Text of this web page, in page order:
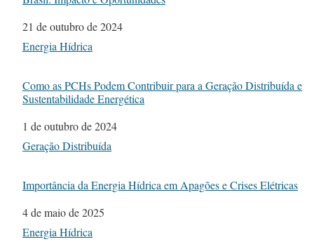
Data
21 de outubro de 2024
Em relação a
Energia Hídrica
Como as PCHs Podem Contribuir para a Geração Distribuída e
Sustentabilidade Energética
Data
1 de outubro de 2024
Em relação a
Geração Distribuída
Importância da Energia Hídrica em Apagões e Crises Elétricas
Data
4 de maio de 2025
Em relação a
Energia Hídrica